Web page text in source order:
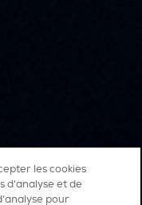
les cookies
d'analyse et de
pour